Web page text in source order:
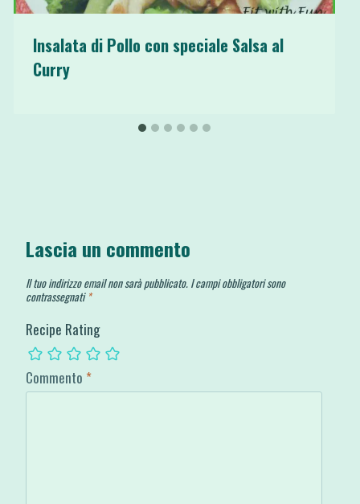
Insalata di Pollo con speciale Salsa al
Curry
Lascia un commento
Il tuo indirizzo email non sarà pubblicato. I campi obbligatori sono
contrassegnati *
Recipe Rating
Commento *